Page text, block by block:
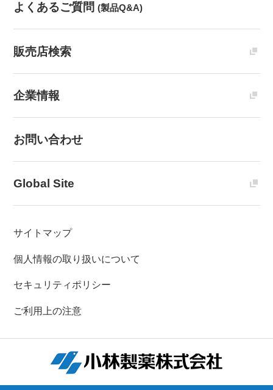
よくあるご質問 (製品Q&A)
販売店検索
企業情報
お問い合わせ
Global Site
サイトマップ
個人情報の取り扱いについて
セキュリティポリシー
ご利用上の注意